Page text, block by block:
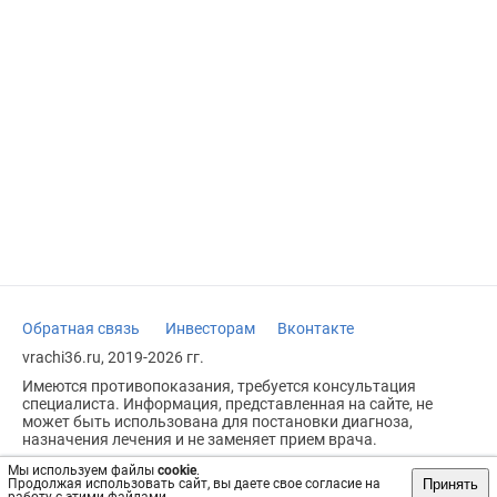
Мы используем файлы cookie.
Продолжая использовать сайт, вы даете свое согласие на
Принять
Обратная связь Инвесторам
Вконтакте
vrachi36.ru, 2019-2026 гг.
Имеются противопоказания, требуется консультация
специалиста. Информация, представленная на сайте, не
может быть использована для постановки диагноза,
назначения лечения и не заменяет прием врача.
Возрастное ограничение: 18+